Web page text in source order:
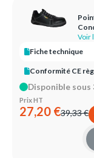
Voir
Fiche technique
Conformité CE
Disponible sous
Prix HT
27,20 €39,33 €